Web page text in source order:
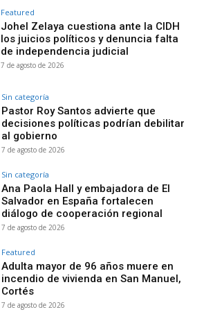
Featured
Johel Zelaya cuestiona ante la CIDH
los juicios políticos y denuncia falta
de independencia judicial
7 de agosto de 2026
Sin categoría
Pastor Roy Santos advierte que
decisiones políticas podrían debilitar
al gobierno
7 de agosto de 2026
Sin categoría
Ana Paola Hall y embajadora de El
Salvador en España fortalecen
diálogo de cooperación regional
7 de agosto de 2026
Featured
Adulta mayor de 96 años muere en
incendio de vivienda en San Manuel,
Cortés
7 de agosto de 2026